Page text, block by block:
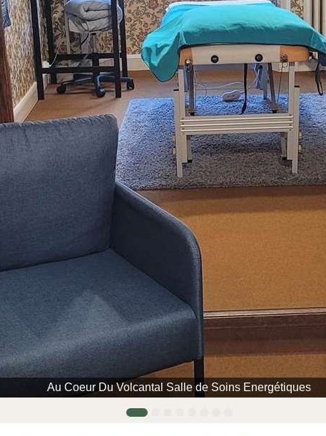
Au Coeur Du Volcantal Salle de Soins Energétiques